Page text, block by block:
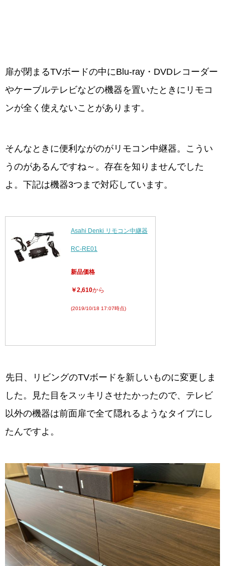
扉が閉まるTVボードの中にBlu-ray・DVDレコーダー
やケーブルテレビなどの機器を置いたときにリモコ
ンが全く使えないことがあります。
そんなときに便利ながのがリモコン中継器。こうい
うのがあるんですね～。存在を知りませんでした
よ。下記は機器3つまで対応しています。
Asahi Denki リモコン中継器
RC-RE01
新品価格
￥2,610から
(2019/10/18 17:07時点)
先日、リビングのTVボードを新しいものに変更しま
した。見た目をスッキリさせたかったので、テレビ
以外の機器は前面扉で全て隠れるようなタイプにし
たんですよ。